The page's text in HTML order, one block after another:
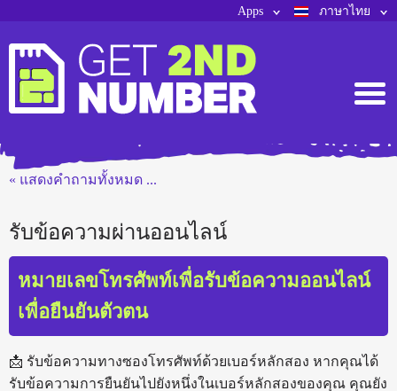
ภาษาไทย
Apps
« แสดงคำถามทั้งหมด ...
รับข้อความผ่านออนไลน์
หมายเลขโทรศัพท์เพื่อรับข้อความออนไลน์
เพื่อยืนยันตัวตน
📩 รับข้อความทางซองโทรศัพท์ด้วยเบอร์หลักสอง หากคุณได้
รับข้อความการยืนยันไปยังหนึ่งในเบอร์หลักสองของคุณ คุณยัง